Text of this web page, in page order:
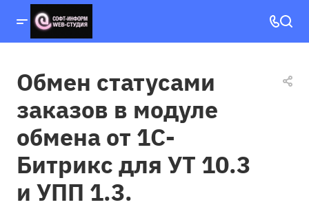
Обмен статусами
заказов в модуле
обмена от 1С-
Битрикс для УТ 10.3
и УПП 1.3.